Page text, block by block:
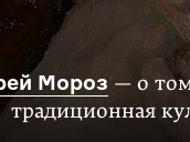
Мороз — о
традиционная